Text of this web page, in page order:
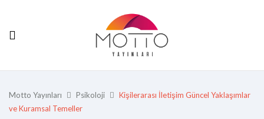
Motto Yayınları Psikoloji
Kişilerarası İletişim Güncel Yaklaşımlar
ve Kuramsal Temeller